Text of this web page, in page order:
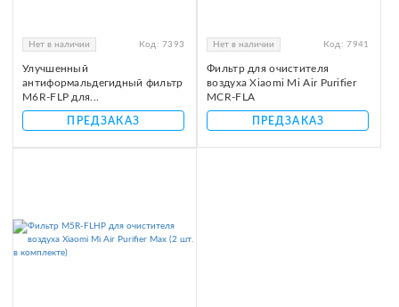
Нет в наличии Код: 7393
Улучшенный
антиформальдегидный фильтр
M6R-FLP для...
ПРЕДЗАКАЗ
Нет в наличии Код: 7941
Фильтр для очистителя
воздуха Xiaomi Mi Air Purifier
MCR-FLA
ПРЕДЗАКАЗ